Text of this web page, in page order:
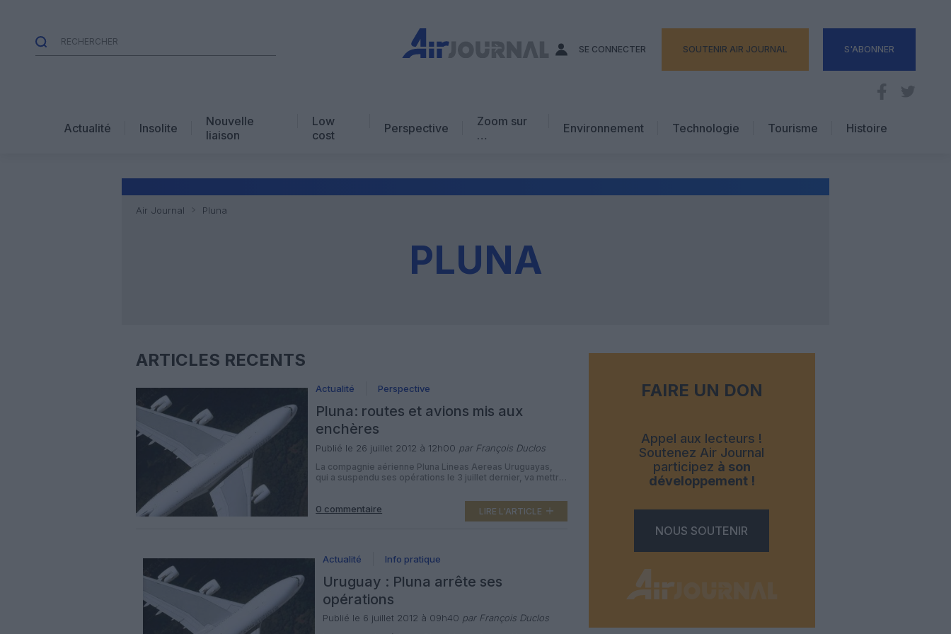
SE CONNECTER SOUTENIR AIR JOURNAL S'ABONNER
Actualité Insolite
Nouvelle
liaison
Low
cost
Perspective
Zoom sur
…
Vidéo
Environnement Technologie
Tourisme
Hôtellerie
Histoire
Air Journal Pluna
PLUNA
ARTICLES RÉCENTS
Actualité Perspective
Pluna: routes et avions mis aux
enchères
Publié le 26 juillet 2012 à 12h00 par François Duclos
La compagnie aérienne Pluna Lineas Aereas Uruguayas,
qui a suspendu ses opérations le 3 juillet dernier, va mettre
jours : c’est le délai donné à la compagnie nationale
d’Uruguay le 23 juillet 2012 pour vendre sept Bombardier
CRJ900 et les droits qu’elle détient pour l’ensemble de son
0 commentaire LIRE L'ARTICLE
Actualité Info pratique
Uruguay : Pluna arrête ses
opérations
Publié le 6 juillet 2012 à 09h40 par François Duclos
FAIRE UN DON
Appel aux lecteurs !
Soutenez Air Journal
participez à son
développement !
NOUS SOUTENIR